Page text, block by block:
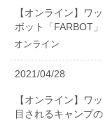
【オンライン】ワ
ボット「FARBOT
オンライン
2021/04/28
【オンライン】ワ
目されるキャンプ